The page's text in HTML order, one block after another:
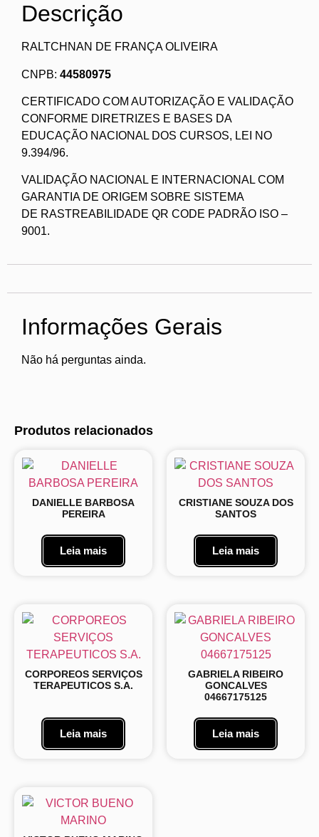
Descrição
RALTCHNAN DE FRANÇA OLIVEIRA
CNPB: 44580975
CERTIFICADO COM AUTORIZAÇÃO E VALIDAÇÃO
CONFORME DIRETRIZES E BASES DA
EDUCAÇÃO NACIONAL DOS CURSOS, LEI NO
9.394/96.
VALIDAÇÃO NACIONAL E INTERNACIONAL COM
GARANTIA DE ORIGEM SOBRE SISTEMA
DE RASTREABILIDADE QR CODE PADRÃO ISO –
9001.
Informações Gerais
Não há perguntas ainda.
Produtos relacionados
DANIELLE BARBOSA
PEREIRA
Leia mais
CRISTIANE SOUZA DOS
SANTOS
Leia mais
CORPOREOS SERVIÇOS
TERAPEUTICOS S.A.
Leia mais
GABRIELA RIBEIRO
GONCALVES
04667175125
Leia mais